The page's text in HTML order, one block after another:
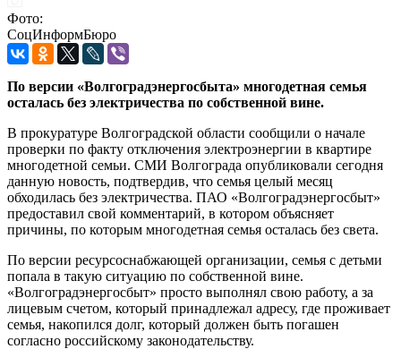
Фото:
СоцИнформБюро
По версии «Волгоградэнергосбыта» многодетная семья
осталась без электричества по собственной вине.
В прокуратуре Волгоградской области сообщили о начале
проверки по факту отключения электроэнергии в квартире
многодетной семьи. СМИ Волгограда опубликовали сегодня
данную новость, подтвердив, что семья целый месяц
обходилась без электричества. ПАО «Волгоградэнергосбыт»
предоставил свой комментарий, в котором объясняет
причины, по которым многодетная семья осталась без света.
По версии ресурсоснабжающей организации, семья с детьми
попала в такую ситуацию по собственной вине.
«Волгоградэнергосбыт» просто выполнял свою работу, а за
лицевым счетом, который принадлежал адресу, где проживает
семья, накопился долг, который должен быть погашен
согласно российскому законодательству.